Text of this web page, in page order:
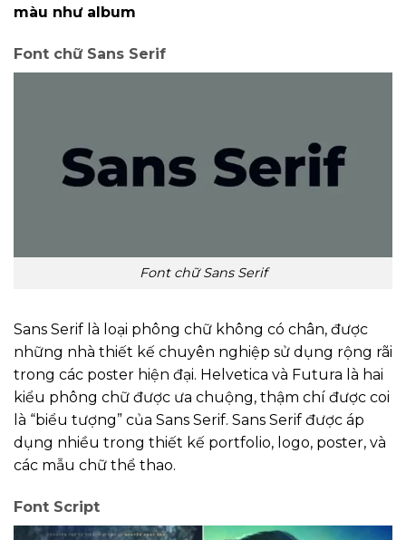
màu như album
Font chữ Sans Serif
Font chữ Sans Serif
Sans Serif là loại phông chữ không có chân, được
những nhà thiết kế chuyên nghiệp sử dụng rộng rãi
trong các poster hiện đại. Helvetica và Futura là hai
kiểu phông chữ được ưa chuộng, thậm chí được coi
là “biểu tượng” của Sans Serif. Sans Serif được áp
dụng nhiều trong thiết kế portfolio, logo, poster, và
các mẫu chữ thể thao.
Font Script